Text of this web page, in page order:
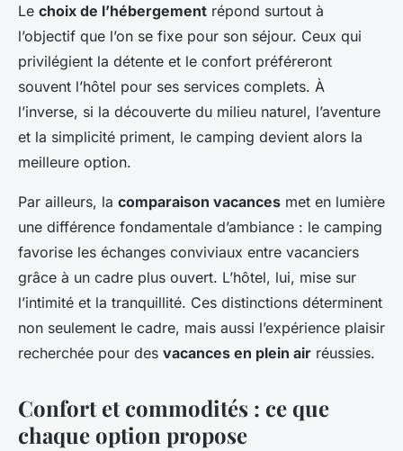
Le choix de l’hébergement répond surtout à
l’objectif que l’on se fixe pour son séjour. Ceux qui
privilégient la détente et le confort préféreront
souvent l’hôtel pour ses services complets. À
l’inverse, si la découverte du milieu naturel, l’aventure
et la simplicité priment, le camping devient alors la
meilleure option.
Par ailleurs, la comparaison vacances met en lumière
une différence fondamentale d’ambiance : le camping
favorise les échanges conviviaux entre vacanciers
grâce à un cadre plus ouvert. L’hôtel, lui, mise sur
l’intimité et la tranquillité. Ces distinctions déterminent
non seulement le cadre, mais aussi l’expérience plaisir
recherchée pour des vacances en plein air réussies.
Confort et commodités : ce que
chaque option propose